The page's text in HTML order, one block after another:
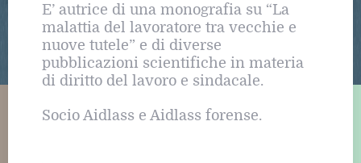
E’ autrice di una monografia su “La
malattia del lavoratore tra vecchie e
nuove tutele” e di diverse
pubblicazioni scientifiche in materia
di diritto del lavoro e sindacale.
Socio Aidlass e Aidlass forense.